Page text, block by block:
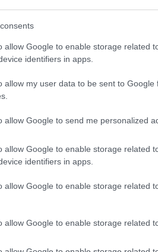
allow Google to enable storage related
identifiers in apps.
allow my user data to be sent to Google
allow Google to send me personalized
allow Google to enable storage related
identifiers in apps.
allow Google to enable storage related
allow Google to enable storage related
να ενεργούν για την
ρεύμα, φυσικό αέριο,
ως αντικείμενο την
καυσίμων, φαρμάκων και
πώλησης σχετικών
ειδική άδεια πρέπει να
οργάνου διοίκησης της
σύμφωνα με την ΠΝΠ
γονείς, είναι
στην περίπτωση που και
ή επιχειρήσεων, σε